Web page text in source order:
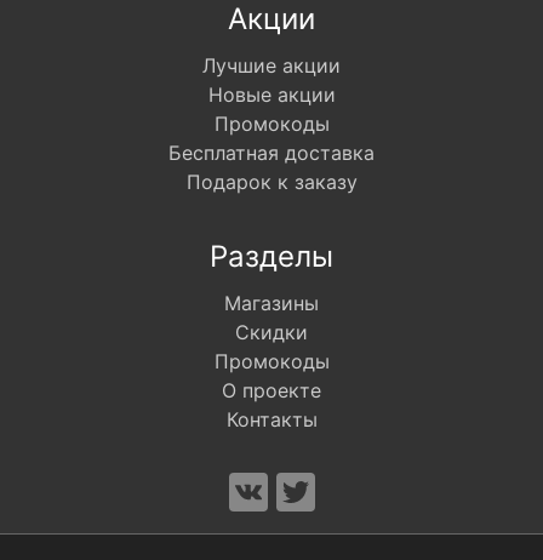
Акции
Лучшие акции
Новые акции
Промокоды
Бесплатная доставка
Подарок к заказу
Разделы
Магазины
Скидки
Промокоды
О проекте
Контакты